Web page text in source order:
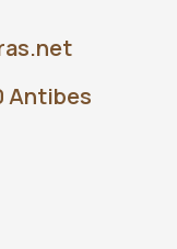
Antibes